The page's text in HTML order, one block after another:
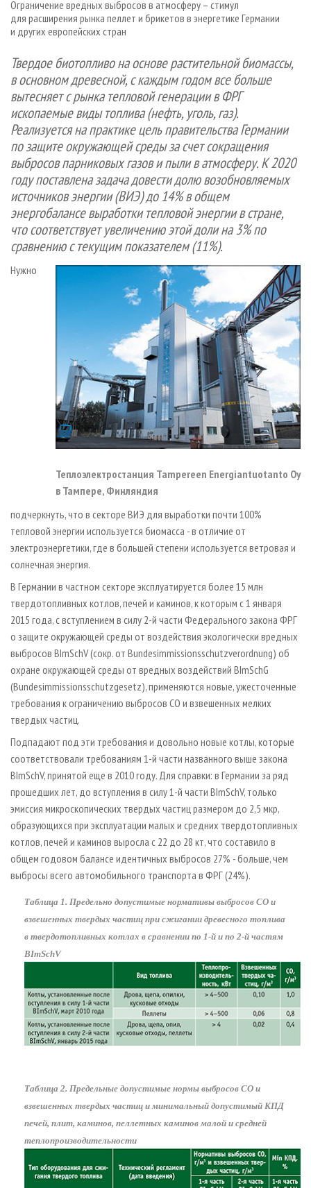
СУШКА ДРЕВЕСИНЫ
ПРОИЗВОДСТВО ДРЕВЕСНЫХ ПЛИТ
ДЕРЕВЯННОЕ ДОМОСТРОЕНИЕ
ПРОИЗВОДСТВО МЕБЕЛИ
БИОЭНЕРГЕТИКА
ЦБП
ИНСТРУМЕНТ И МАТЕРИАЛЫ
ПЕРСОНЫ
МОБИЛЬНЫЕ ВЫСТАВКИ
ОФИЦИАЛЬНЫЕ ДЕЛЕГАЦИИ
ПРИОРИТЕТНЫЕ ИНВЕСТПРОЕКТЫ
RUSSIAN FORESTRY REVIEW
ГАЗЕТА ЛЕСПРОМФОРУМ
БИБЛИОТЕКА СПЕЦИАЛИСТА
КОНТАКТЫ
РЕКЛАМА
РЕКЛАМА НА САЙТЕ
Ограничение вредных выбросов в атмосферу – стимул
для расширения рынка пеллет и брикетов в энергетике Германии
и других европейских стран
Твердое биотопливо на основе растительной биомассы,
в основном древесной, с каждым годом все больше
вытесняет с рынка тепловой генерации в ФРГ
ископаемые виды топлива (нефть, уголь, газ).
Реализуется на практике цель правительства Германии
по защите окружающей среды за счет сокращения
выбросов парниковых газов и пыли в атмосферу. К 2020
году поставлена задача довести долю возобновляемых
источников энергии (ВИЭ) до 14% в общем
энергобалансе выработки тепловой энергии в стране,
что соответствует увеличению этой доли на 3% по
сравнению с текущим показателем (11%).
Теплоэлектростанция Tampereen Energiantuotanto Oy
в Тампере, Финляндия
Нужно
подчеркнуть, что в секторе ВИЭ для выработки почти 100%
тепловой энергии используется биомасса - в отличие от
электроэнергетики, где в большей степени используется ветровая и
солнечная энергия.
В Германии в частном секторе эксплуатируется более 15 млн
твердотопливных котлов, печей и каминов, к которым c 1 января
2015 года, с вступлением в силу 2-й части Федерального закона ФРГ
о защите окружающей среды от воздействия экологически вредных
выбросов BImSchV (сокр. от Bundesimmissionsschutzverordnung) об
охране окружающей среды от вредных воздействий BImSchG
(Bundesimmissionsschutzgesetz), применяются новые, ужесточенные
требования к ограничению выбросов СО и взвешенных мелких
твердых частиц.
Подпадают под эти требования и довольно новые котлы, которые
соответствовали требованиям 1-й части названного выше закона
BImSchV, принятой еще в 2010 году. Для справки: в Германии за ряд
прошедших лет, до вступления в силу 1-й части BImSchV, только
эмиссия микроскопических твердых частиц размером до 2,5 мкр,
образующихся при эксплуатации малых и средних твердотопливных
котлов, печей и каминов выросла с 22 до 28 кт, что составило в
общем годовом балансе идентичных выбросов 27% - больше, чем
выбросы всего автомобильного транспорта в ФРГ (24%).
Таблица 1. Предельно допустимые нормативы выбросов СО и
взвешенных твердых частиц при сжигании древесного топлива
в твердотопливных котлах в сравнении по 1-й и по 2-й частям
BImSchV
Таблица 2. Предельные допустимые нормы выбросов СО и
взвешенных твердых частиц и минимальный допустимый КПД
печей, плит, каминов, пеллетных каминов малой и средней
теплопроизводительности